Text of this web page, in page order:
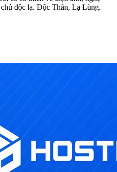
độc lạ. Độc Thân, Lạ Lùng.